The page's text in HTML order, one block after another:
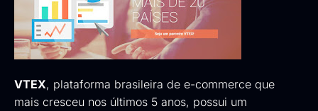
VTEX, plataforma brasileira de e-commerce que
mais cresceu nos últimos 5 anos, possui um